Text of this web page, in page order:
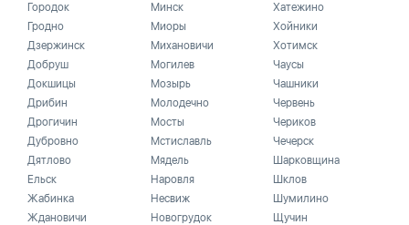
Городок
Гродно
Дзержинск
Добруш
Докшицы
Дрибин
Дрогичин
Дубровно
Дятлово
Ельск
Жабинка
Ждановичи
Минск
Миоры
Михановичи
Могилев
Мозырь
Молодечно
Мосты
Мстиславль
Мядель
Наровля
Несвиж
Новогрудок
Хатежино
Хойники
Хотимск
Чаусы
Чашники
Червень
Чериков
Чечерск
Шарковщина
Шклов
Шумилино
Щучин